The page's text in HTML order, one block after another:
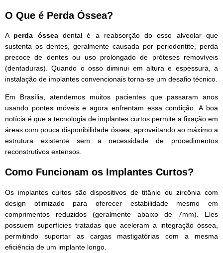
O Que é Perda Óssea?
A perda ósseadental é a reabsorção do osso alveolar que
sustenta os dentes, geralmente causada por periodontite, perda
precoce de dentes ou uso prolongado de próteses removíveis
(dentaduras). Quando o osso diminui em altura e espessura, a
instalação de implantes convencionais torna-se um desafio técnico.
Em Brasília, atendemos muitos pacientes que passaram anos
usando pontes móveis e agora enfrentam essa condição. A boa
notícia é que a tecnologia de implantes curtos permite a fixação em
áreas com pouca disponibilidade óssea, aproveitando ao máximo a
estrutura existente sem a necessidade de procedimentos
reconstrutivos extensos.
Como Funcionam os Implantes Curtos?
Os implantes curtos são dispositivos de titânio ou zircônia com
design otimizado para oferecer estabilidade mesmo em
comprimentos reduzidos (geralmente abaixo de 7mm). Eles
possuem superfícies tratadas que aceleram a integração óssea,
permitindo suportar as cargas mastigatórias com a mesma
eficiência de um implante longo.